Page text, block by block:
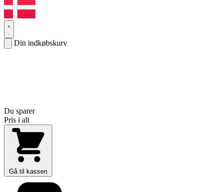
Din indkøbskurv
Du sparer
Pris i alt
Gå til kassen